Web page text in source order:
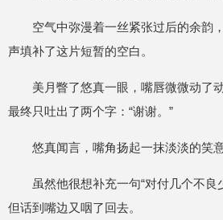
空气中弥漫着一丝紧张过后的余韵
声填补了这片短暂的空白。
美月瞥了悠真一眼，嘴唇微微动了
最终只吐出了两个字：“谢谢。”
悠真闻言，嘴角扬起一抹淡淡的笑
虽然他很想补充一句“对付几个不良
但话到嘴边又咽了回去。